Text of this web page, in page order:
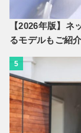
【2026年版】ネ
るモデルもご紹介
5